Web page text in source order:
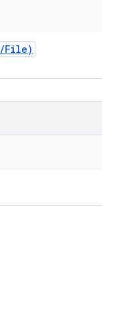
/File)